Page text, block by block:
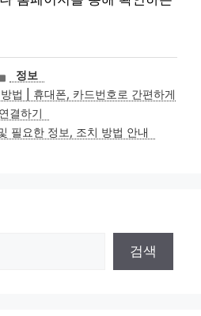
카
테
고
리
정보
법 | 휴대폰, 카드번호로 간편하게
연결하기
필요한 정보, 조치 방법 안내
검색